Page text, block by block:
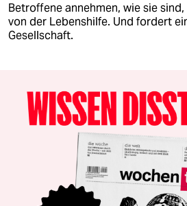
Betroffene annehmen, wie sie
von der Lebenshilfe. Und fordert
Gesellschaft.